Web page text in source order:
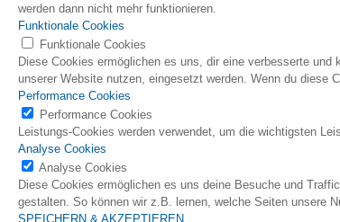
werden dann nicht mehr funktionieren.
Funktionale Cookies
Funktionale Cookies
Diese Cookies ermöglichen es uns, dir eine verbesserte
unserer Website nutzen, eingesetzt werden. Wenn du diese
Performance Cookies
Performance Cookies
Leistungs-Cookies werden verwendet, um die wichtigsten
Analyse Cookies
Analyse Cookies
Diese Cookies ermöglichen es uns deine Besuche und
gestalten. So können wir z.B. lernen, welche Seiten unsere
SPEICHERN & AKZEPTIEREN